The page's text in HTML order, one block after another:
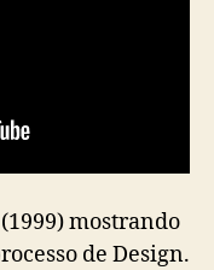
mostrando
de Design.